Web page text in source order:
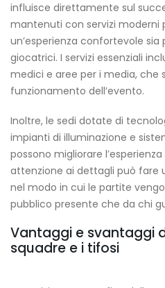
influisce direttamente sul
mantenuti con servizi moderni
un’esperienza confortevole sia
giocatrici. I servizi essenziali
medici e aree per i media, che
funzionamento dell’evento.
Inoltre, le sedi dotate di
impianti di illuminazione e
possono migliorare
attenzione ai dettagli può fare
nel modo in cui le partite
pubblico presente che da chi
Vantaggi e svantaggi
squadre e i tifosi